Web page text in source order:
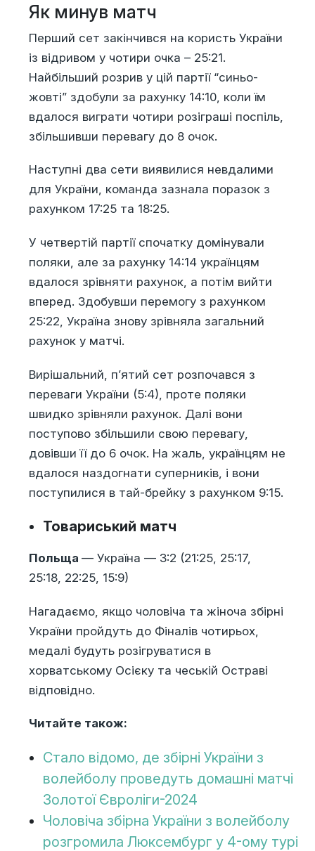
Як минув матч
Перший сет закінчився на користь України
із відривом у чотири очка – 25:21.
Найбільший розрив у цій партії “синьо-
жовті” здобули за рахунку 14:10, коли їм
вдалося виграти чотири розіграші поспіль,
збільшивши перевагу до 8 очок.
Наступні два сети виявилися невдалими
для України, команда зазнала поразок з
рахунком 17:25 та 18:25.
У четвертій партії спочатку домінували
поляки, але за рахунку 14:14 українцям
вдалося зрівняти рахунок, а потім вийти
вперед. Здобувши перемогу з рахунком
25:22, Україна знову зрівняла загальний
рахунок у матчі.
Вирішальний, п’ятий сет розпочався з
переваги України (5:4), проте поляки
швидко зрівняли рахунок. Далі вони
поступово збільшили свою перевагу,
довівши її до 6 очок. На жаль, українцям не
вдалося наздогнати суперників, і вони
поступилися в тай-брейку з рахунком 9:15.
Товариський матч
Польща — Україна — 3:2 (21:25, 25:17,
25:18, 22:25, 15:9)
Нагадаємо, якщо чоловіча та жіноча збірні
України пройдуть до Фіналів чотирьох,
медалі будуть розігруватися в
хорватському Осієку та чеській Остраві
відповідно.
Читайте також:
Стало відомо, де збірні України з
волейболу проведуть домашні матчі
Золотої Євроліги-2024
Чоловіча збірна України з волейболу
розгромила Люксембург у 4-ому турі